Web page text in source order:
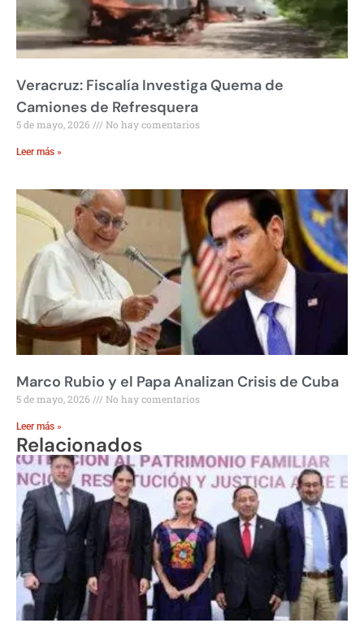
Veracruz: Fiscalía Investiga Quema de
Camiones de Refresquera
5 de mayo, 2026 No hay comentarios
Leer más »
Marco Rubio y el Papa Analizan Crisis de Cuba
5 de mayo, 2026 No hay comentarios
Leer más »
Relacionados